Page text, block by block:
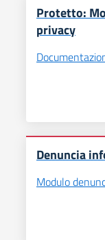
Protetto:
privacy
Denuncia
Modulo